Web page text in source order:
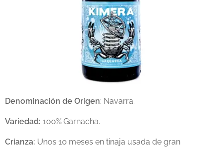
Denominación de Origen: Navarra.
Variedad: 100% Garnacha.
Crianza: Unos 10 meses en tinaja usada de gran